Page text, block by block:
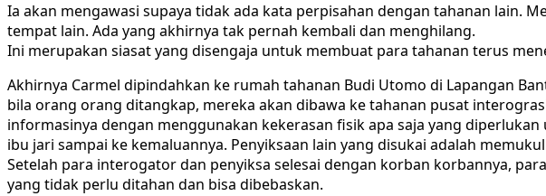
Ia akan mengawasi supaya tidak ada kata perpisahan dengan tahanan lain.
tempat lain. Ada yang akhirnya tak pernah kembali dan menghilang.
Ini merupakan siasat yang disengaja untuk membuat para tahanan terus
Akhirnya Carmel dipindahkan ke rumah tahanan Budi Utomo di Lapangan
bila orang orang ditangkap, mereka akan dibawa ke tahanan pusat
informasinya dengan menggunakan kekerasan fisik apa saja yang
ibu jari sampai ke kemaluannya. Penyiksaan lain yang disukai adalah
Setelah para interogator dan penyiksa selesai dengan korban korbannya,
yang tidak perlu ditahan dan bisa dibebaskan.